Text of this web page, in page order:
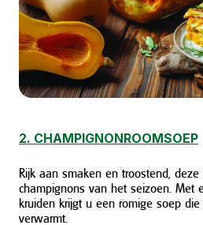
2. CHAMPIGNONROOMSOEP
Rijk aan smaken en troostend,
champignons van het seizoen. Met
kruiden krijgt u een romige soep
verwarmt.